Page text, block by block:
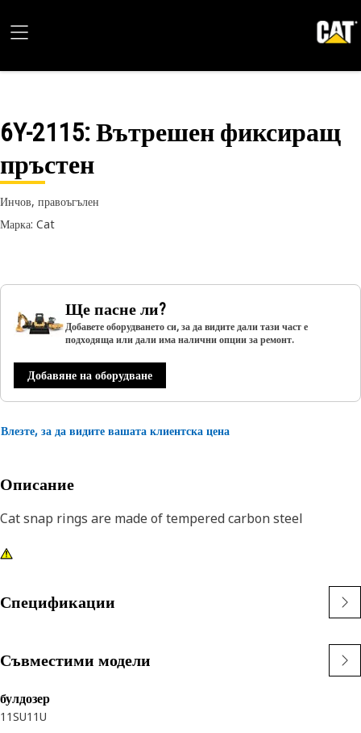
6Y-2115: Вътрешен фиксиращ
пръстен
Инчов, правоъгълен
Марка: Cat
Ще пасне ли?
Добавете оборудването си, за да видите дали тази част е
подходяща или дали има налични опции за ремонт.
Добавяне на оборудване
Влезте, за да видите вашата клиентска цена
Описание
Cat snap rings are made of tempered carbon steel
Спецификации
Съвместими модели
булдозер
11SU11U